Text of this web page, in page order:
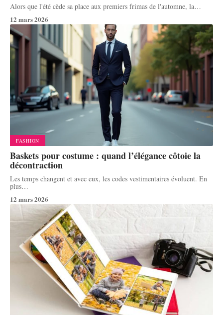
Alors que l'été cède sa place aux premiers frimas de l'automne, la…
12 mars 2026
FASHION
Baskets pour costume : quand l’élégance côtoie la
décontraction
Les temps changent et avec eux, les codes vestimentaires évoluent. En
plus…
12 mars 2026